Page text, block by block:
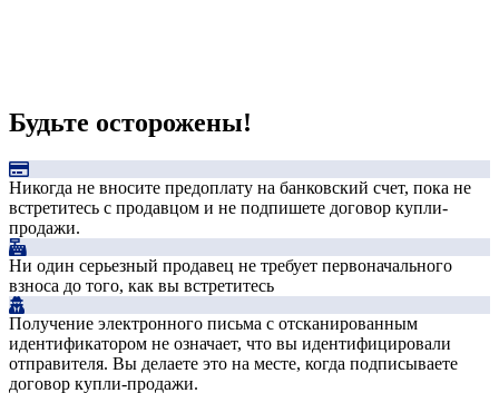
Будьте осторожены!
Никогда не вносите предоплату на банковский счет, пока не
встретитесь с продавцом и не подпишете договор купли-
продажи.
Ни один серьезный продавец не требует первоначального
взноса до того, как вы встретитесь
Получение электронного письма с отсканированным
идентификатором не означает, что вы идентифицировали
отправителя. Вы делаете это на месте, когда подписываете
договор купли-продажи.